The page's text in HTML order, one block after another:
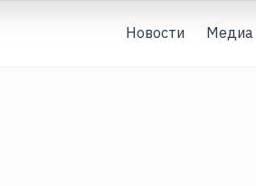
Новости Медиа